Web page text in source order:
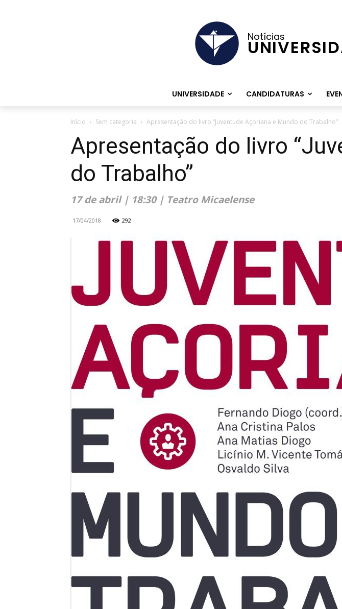
Notícias
UNIVERSIDADE CANDIDATURAS
Início Sem categoria Apresentação do livro “Juventude Açoriana e Mundo do Trabalho”
Apresentação do livro
do Trabalho”
17 de abril | 18:30 | Teatro Micaelense
17/04/2018 292